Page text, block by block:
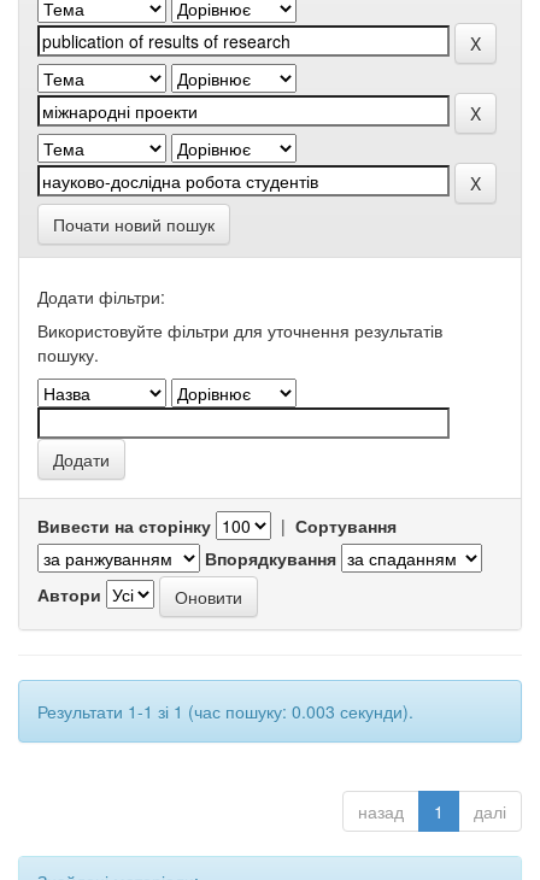
Почати новий пошук
Додати фільтри:
Використовуйте фільтри для уточнення результатів
пошуку.
Вивести на сторінку | Сортування
Впорядкування
Автори
Результати 1-1 зі 1 (час пошуку: 0.003 секунди).
назад 1 далі